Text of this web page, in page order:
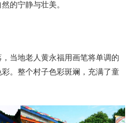
的宁静与壮美。
当地老人黄永福用画笔将单调的
。整个村子色彩斑斓，充满了童